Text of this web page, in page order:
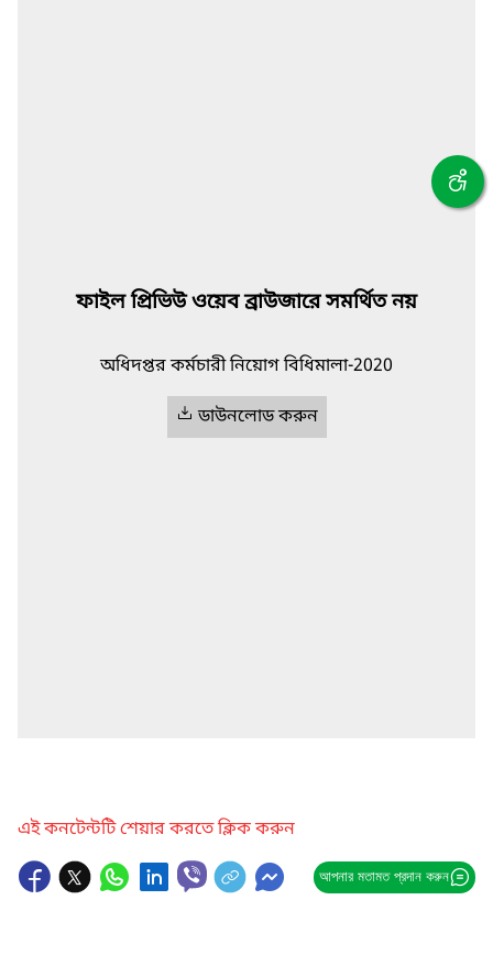
ফাইল প্রিভিউ ওয়েব ব্রাউজারে সমর্থিত নয়
অধিদপ্তর কর্মচারী নিয়োগ বিধিমালা-2020
ডাউনলোড করুন
এই কনটেন্টটি শেয়ার করতে ক্লিক করুন
আপনার মতামত প্রদান করুন